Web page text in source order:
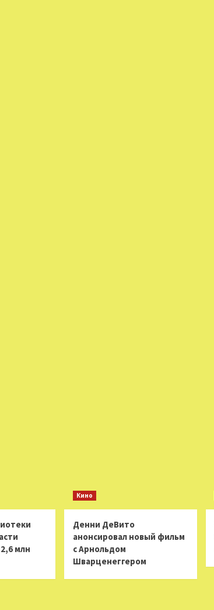
млн
Кино
Денни ДеВито
анонсировал новый фильм
с Арнольдом
Шварценеггером